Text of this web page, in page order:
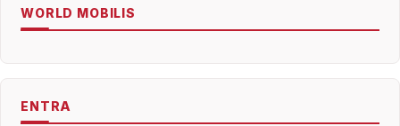
WORLD MOBILIS
ENTRA